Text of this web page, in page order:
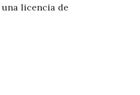
licencia de